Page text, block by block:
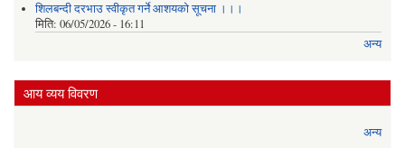
शिलबन्दी दरभाउ स्वीकृत गर्ने आशयको सूचना ।।।
मिति: 06/05/2026 - 16:11
अन्य
आय व्यय विवरण
अन्य